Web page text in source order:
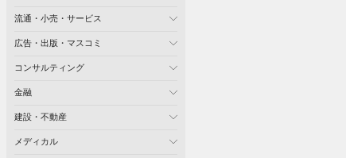
流通・小売・サービス
広告・出版・マスコミ
コンサルティング
金融
建設・不動産
メディカル